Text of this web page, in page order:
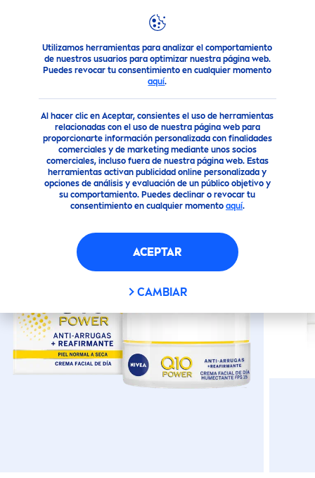
Utilizamos herramientas para analizar el comportamiento
de nuestros usuarios para optimizar nuestra página web.
Puedes revocar tu consentimiento en cualquier momento
aquí.
Al hacer clic en Aceptar, consientes el uso de herramientas
relacionadas con el uso de nuestra página web para
proporcionarte información personalizada con finalidades
comerciales y de marketing mediante unos socios
comerciales, incluso fuera de nuestra página web. Estas
herramientas activan publicidad online personalizada y
opciones de análisis y evaluación de un público objetivo y
su comportamiento. Puedes declinar o revocar tu
consentimiento en cualquier momento aquí.
ACEPTAR
CAMBIAR
Nuestros Productos Cuidado Facial Cuidado facial
(4)
NIVEAQ10 POWER CREMA DE
DÍA